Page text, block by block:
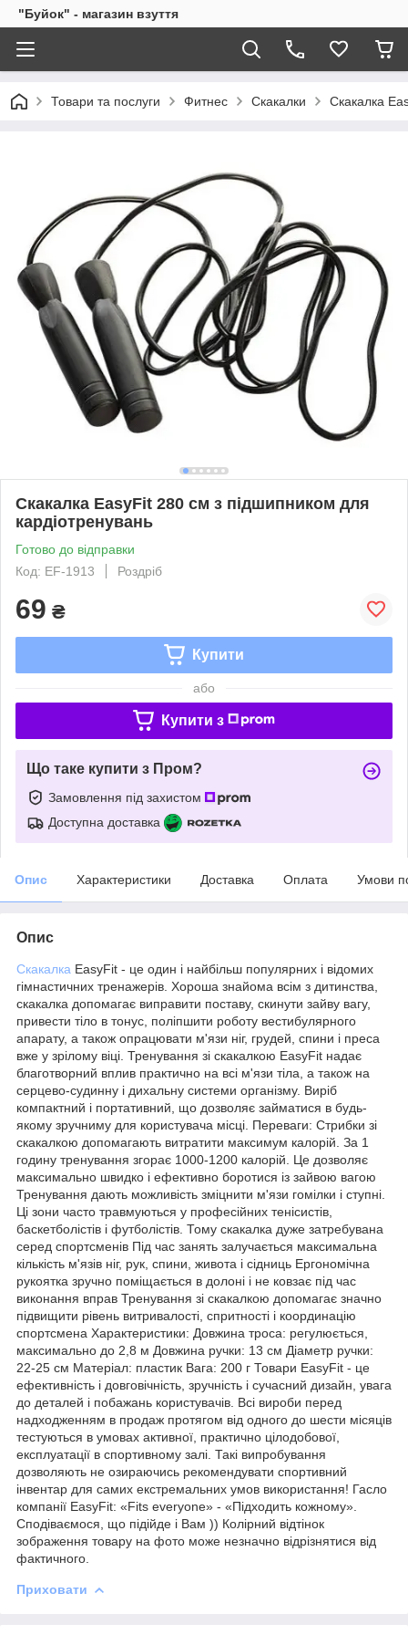
"Буйок" - магазин взуття
Товари та послуги Фитнес Скакалки Скакалка
Скакалка EasyFit 280 см з підшипником для
кардіотренувань
Готово до відправки
Код: EF-1913
Роздріб
69 ₴
Купити
або
Купити з
Що таке купити з Пром?
Замовлення під захистом
Доступна доставка
Опис Характеристики Доставка Оплата Умови
Опис
Скакалка EasyFit - це один і найбільш популярних і відомих
гімнастичних тренажерів. Хороша знайома всім з дитинства,
скакалка допомагає виправити поставу, скинути зайву вагу,
привести тіло в тонус, поліпшити роботу вестибулярного
апарату, а також опрацювати м'язи ніг, грудей, спини і преса
вже у зрілому віці. Тренування зі скакалкою EasyFit надає
благотворний вплив практично на всі м'язи тіла, а також на
серцево-судинну і дихальну системи організму. Виріб
компактний і портативний, що дозволяє займатися в будь-
якому зручниму для користувача місці. Переваги: Стрибки зі
скакалкою допомагають витратити максимум калорій. За 1
годину тренування згорає 1000-1200 калорій. Це дозволяє
максимально швидко і ефективно боротися із зайвою вагою
Тренування дають можливість зміцнити м'язи гомілки і ступні.
Ці зони часто травмуються у професійних тенісистів,
баскетболістів і футболістів. Тому скакалка дуже затребувана
серед спортсменів Під час занять залучається максимальна
кількість м'язів ніг, рук, спини, живота і сідниць Ергономічна
рукоятка зручно поміщається в долоні і не ковзає під час
виконання вправ Тренування зі скакалкою допомагає значно
підвищити рівень витривалості, спритності і координацію
спортсмена Характеристики: Довжина троса: регулюється,
максимально до 2,8 м Довжина ручки: 13 см Діаметр ручки:
22-25 см Матеріал: пластик Вага: 200 г Товари EasyFit - це
ефективність і довговічність, зручність і сучасний дизайн, увага
до деталей і побажань користувачів. Всі вироби перед
надходженням в продаж протягом від одного до шести місяців
тестуються в умовах активної, практично цілодобової,
експлуатації в спортивному залі. Такі випробування
дозволяють не озираючись рекомендувати спортивний
інвентар для самих екстремальних умов використання! Гасло
компанії EasyFit: «Fits everyone» - «Підходить кожному».
Сподіваємося, що підійде і Вам )) Колірний відтінок
зображення товару на фото може незначно відрізнятися від
фактичного.
Приховати